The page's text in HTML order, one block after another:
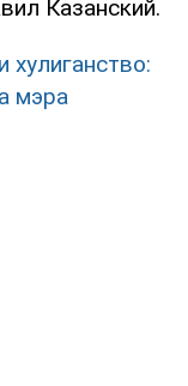
Казанский.
хулиганство:
мэра